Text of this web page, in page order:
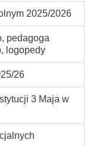
2025/2026
pedagoga
logopedy
26
3 Maja w